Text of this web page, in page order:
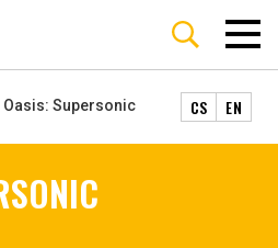
Oasis: Supersonic CS EN